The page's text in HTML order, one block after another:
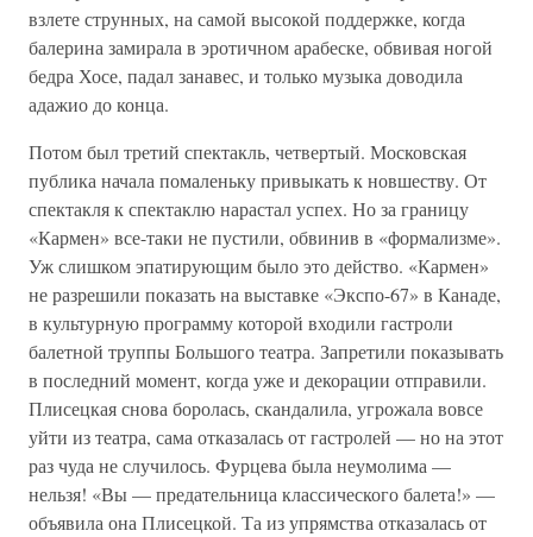
взлете струнных, на самой высокой поддержке, когда
балерина замирала в эротичном арабеске, обвивая ногой
бедра Хосе, падал занавес, и только музыка доводила
адажио до конца.
Потом был третий спектакль, четвертый. Московская
публика начала помаленьку привыкать к новшеству. От
спектакля к спектаклю нарастал успех. Но за границу
«Кармен» все-таки не пустили, обвинив в «формализме».
Уж слишком эпатирующим было это действо. «Кармен»
не разрешили показать на выставке «Экспо-67» в Канаде,
в культурную программу которой входили гастроли
балетной труппы Большого театра. Запретили показывать
в последний момент, когда уже и декорации отправили.
Плисецкая снова боролась, скандалила, угрожала вовсе
уйти из театра, сама отказалась от гастролей — но на этот
раз чуда не случилось. Фурцева была неумолима —
нельзя! «Вы — предательница классического балета!» —
объявила она Плисецкой. Та из упрямства отказалась от